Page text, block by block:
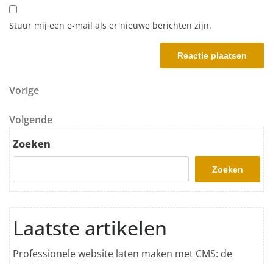
Stuur mij een e-mail als er nieuwe berichten zijn.
Berichtnavigatie
Vorig bericht
Vorige
Volgend bericht
Volgende
Zoeken
Zoeken
Laatste artikelen
Professionele website laten maken met CMS: de